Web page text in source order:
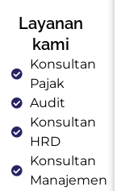
Layanan
kami
Konsultan
Pajak
Audit
Konsultan
HRD
Konsultan
Manajemen